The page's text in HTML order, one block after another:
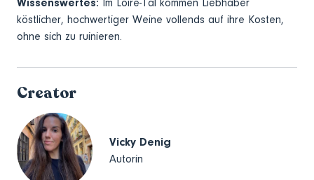
Wissenswertes: Im Loire-Tal kommen Liebhaber
köstlicher, hochwertiger Weine vollends auf ihre Kosten,
ohne sich zu ruinieren.
Creator
Vicky Denig
Autorin